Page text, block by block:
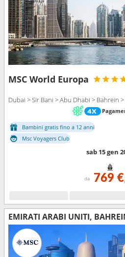
MSC World Europa
Dubai > Sir Bani > Abu Dhabi > Bahrein
Bambini gratis fino a 12 anni
Msc Voyagers Club
sab 15 gen
da 769 €
EMIRATI ARABI UNITI,